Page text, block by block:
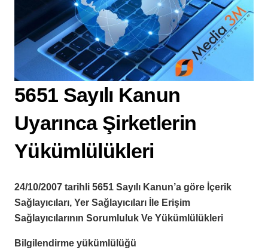
5651 Sayılı Kanun
Uyarınca Şirketlerin
Yükümlülükleri
24/10/2007 tarihli 5651 Sayılı Kanun’a göre İçerik
Sağlayıcıları, Yer Sağlayıcıları İle Erişim
Sağlayıcılarının Sorumluluk Ve Yükümlülükleri
Bilgilendirme yükümlülüğü